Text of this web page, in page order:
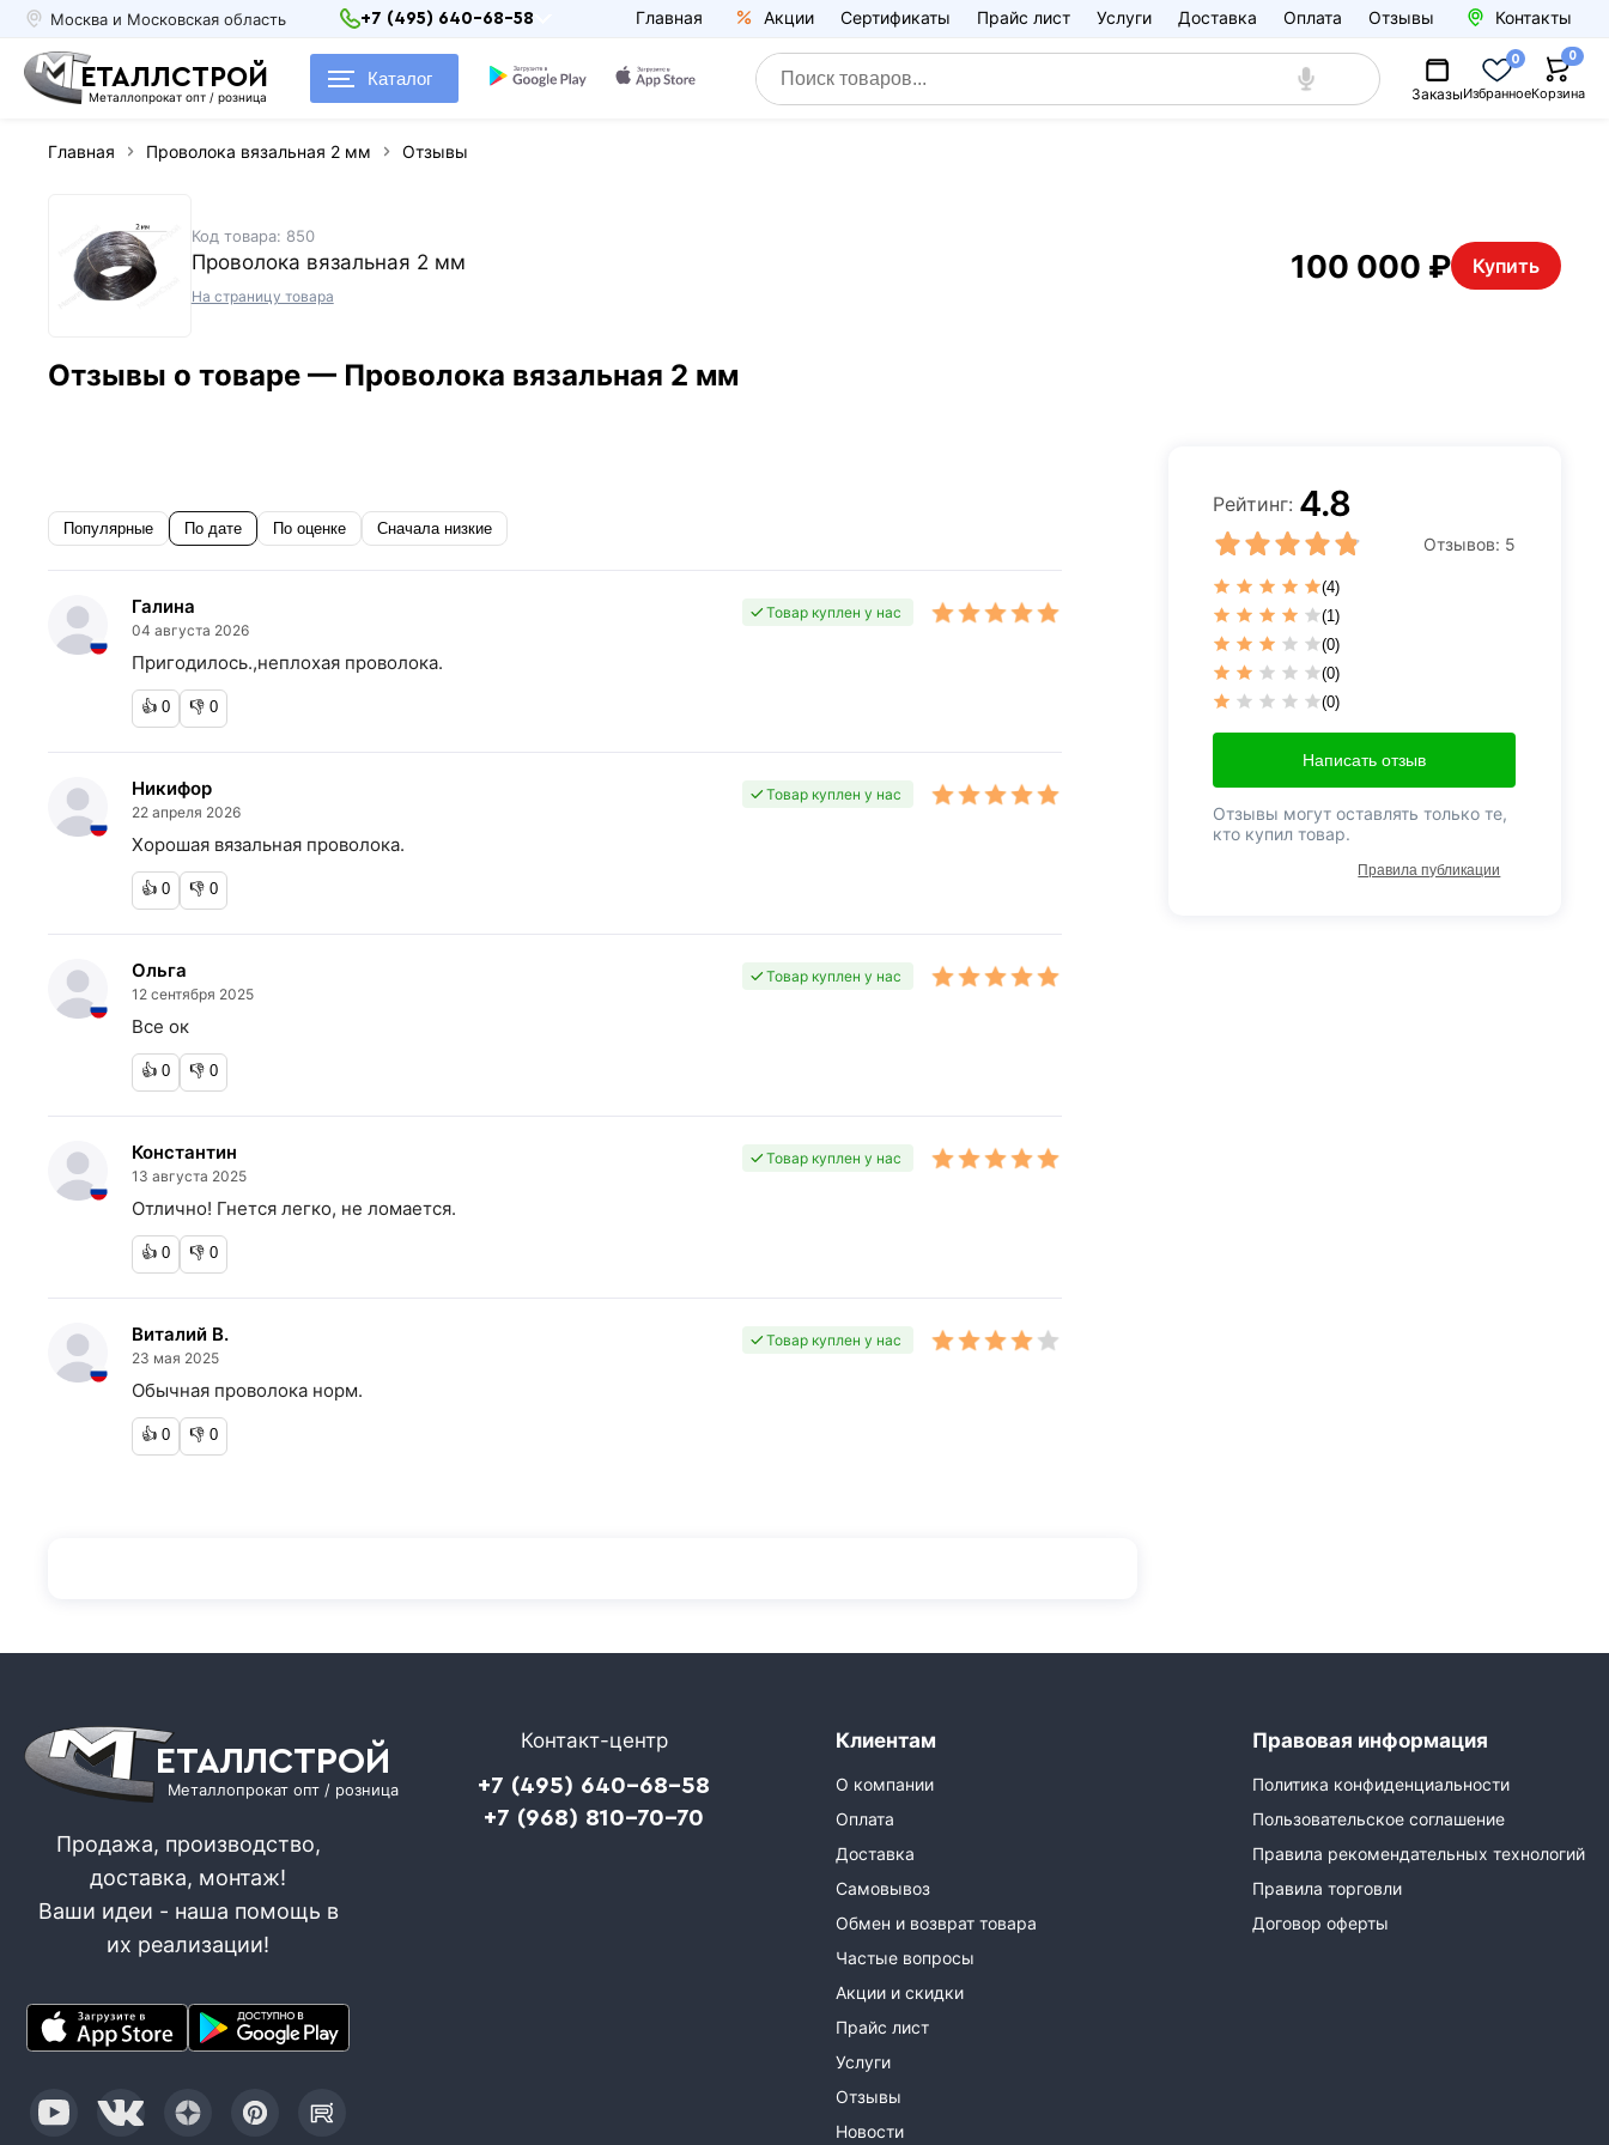
Москва и Московская область +7 (495) 640-68-58 Главная Акции Сертификаты Прайс лист Услуги Доставка Оплата Отзывы Контакты
ЕТАЛЛСТРОЙ
Металлопрокат опт / розница
Каталог
ЗаказыИзбранное
0
Корзина
0
Главная Проволока вязальная 2 мм Отзывы
Код товара: 850
Проволока вязальная 2 мм
На страницу товара
100 000 ₽ Купить
Отзывы о товаре — Проволока вязальная 2 мм
Популярные По дате По оценке Сначала низкие
Галина
04 августа 2026
Товар куплен у нас
Пригодилось.,неплохая проволока.
👍 0 👎 0
Никифор
22 апреля 2026
Товар куплен у нас
Хорошая вязальная проволока.
👍 0 👎 0
Ольга
12 сентября 2025
Товар куплен у нас
Все ок
👍 0 👎 0
Константин
13 августа 2025
Товар куплен у нас
Отлично! Гнется легко, не ломается.
👍 0 👎 0
Виталий В.
23 мая 2025
Товар куплен у нас
Обычная проволока норм.
👍 0 👎 0
Рейтинг: 4.8
Отзывов: 5
(4)
(1)
(0)
(0)
(0)
Написать отзыв
Отзывы могут оставлять только те,
кто купил товар.
Правила публикации
ЕТАЛЛСТРОЙ
Металлопрокат опт / розница
Продажа, производство,
доставка, монтаж!
Ваши идеи - наша помощь в
их реализации!
Контакт-центр
+7 (495) 640-68-58
+7 (968) 810-70-70
Клиентам
О компании
Оплата
Доставка
Самовывоз
Обмен и возврат товара
Частые вопросы
Акции и скидки
Прайс лист
Услуги
Отзывы
Новости
Правовая информация
Политика конфиденциальности
Пользовательское соглашение
Правила рекомендательных технологий
Правила торговли
Договор оферты